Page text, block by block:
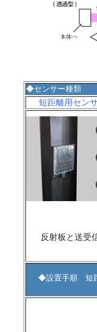
◆センサー種類
短距離用セン
反射板と送受
◆設置手順 短